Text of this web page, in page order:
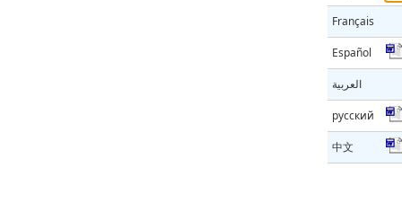
Français
Español
العربية
русский
中文